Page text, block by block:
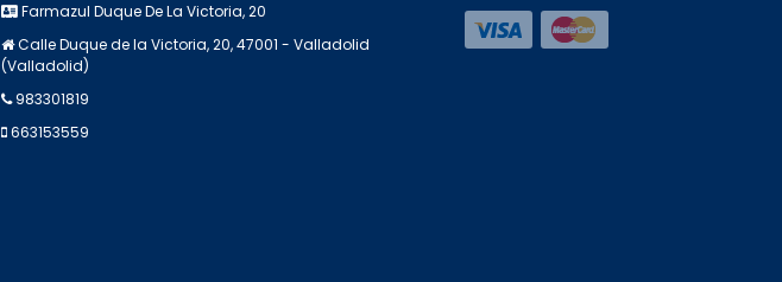
Farmazul Duque De La Victoria, 20
Calle Duque de la Victoria, 20, 47001 - Valladolid
(Valladolid)
983301819
663153559